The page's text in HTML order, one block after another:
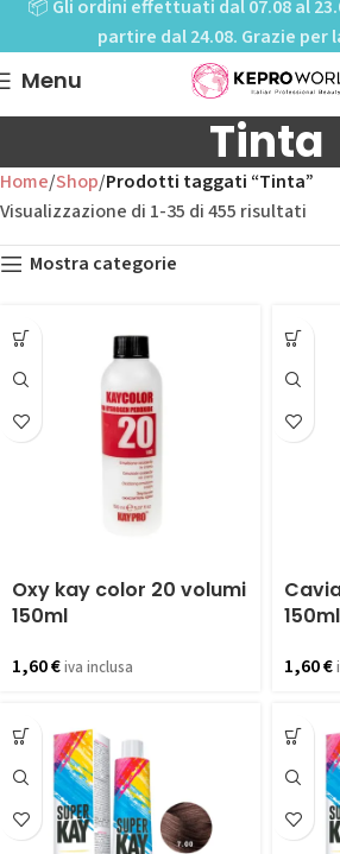
📦 Gli ordini effettuati dal 07.08 al
partire dal 24.08. Grazie per
Menu
Tinta
Home Shop Prodotti taggati “Tinta”
Visualizzazione di 1-35 di 455 risultati
Mostra categorie
Oxy kay color 20 volumi
150ml
1,60€iva inclusa
150ml
1,60€